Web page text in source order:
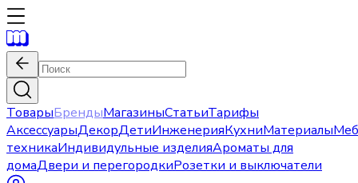
ТоварыБрендыМагазиныСтатьиТарифы
АксессуарыДекорДетиИнженерияКухниМатериалы
техникаИндивидульные изделияАроматы для
домаДвери и перегородкиРозетки и выключатели